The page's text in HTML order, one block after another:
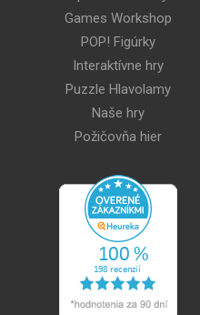
Games Workshop
POP! Figúrky
Interaktívne hry
Puzzle Hlavolamy
Naše hry
Požičovňa hier